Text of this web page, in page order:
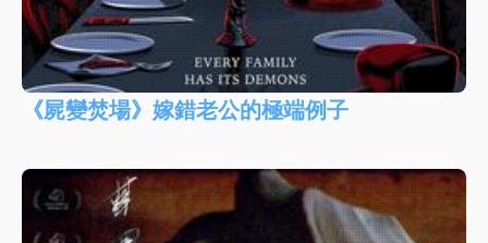
《屍變焚場》嫁錯老公的極端例子